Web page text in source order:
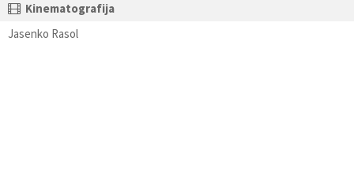
Kinematografija
Jasenko Rasol